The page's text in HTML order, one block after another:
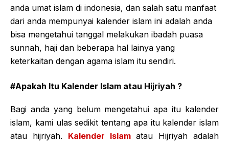
anda umat islam di indonesia, dan salah satu manfaat
dari anda mempunyai kalender islam ini adalah anda
bisa mengetahui tanggal melakukan ibadah puasa
sunnah, haji dan beberapa hal lainya yang
keterkaitan dengan agama islam itu sendiri.
#Apakah Itu Kalender Islam atau Hijriyah ?
Bagi anda yang belum mengetahui apa itu kalender
islam, kami ulas sedikit tentang apa itu kalender islam
atau hijriyah. Kalender Islamatau Hijriyah adalah